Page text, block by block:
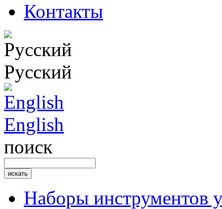
Контакты
Русский
English
поиск
Наборы инструментов